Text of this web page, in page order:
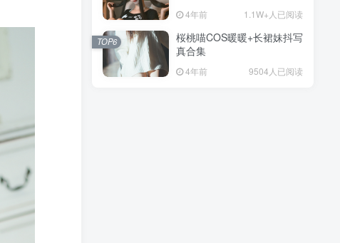
4年前 1.1W+人已阅读
桜桃喵COS暖暖+长裙妹抖写
真合集
4年前 9504人已阅读
TOP6